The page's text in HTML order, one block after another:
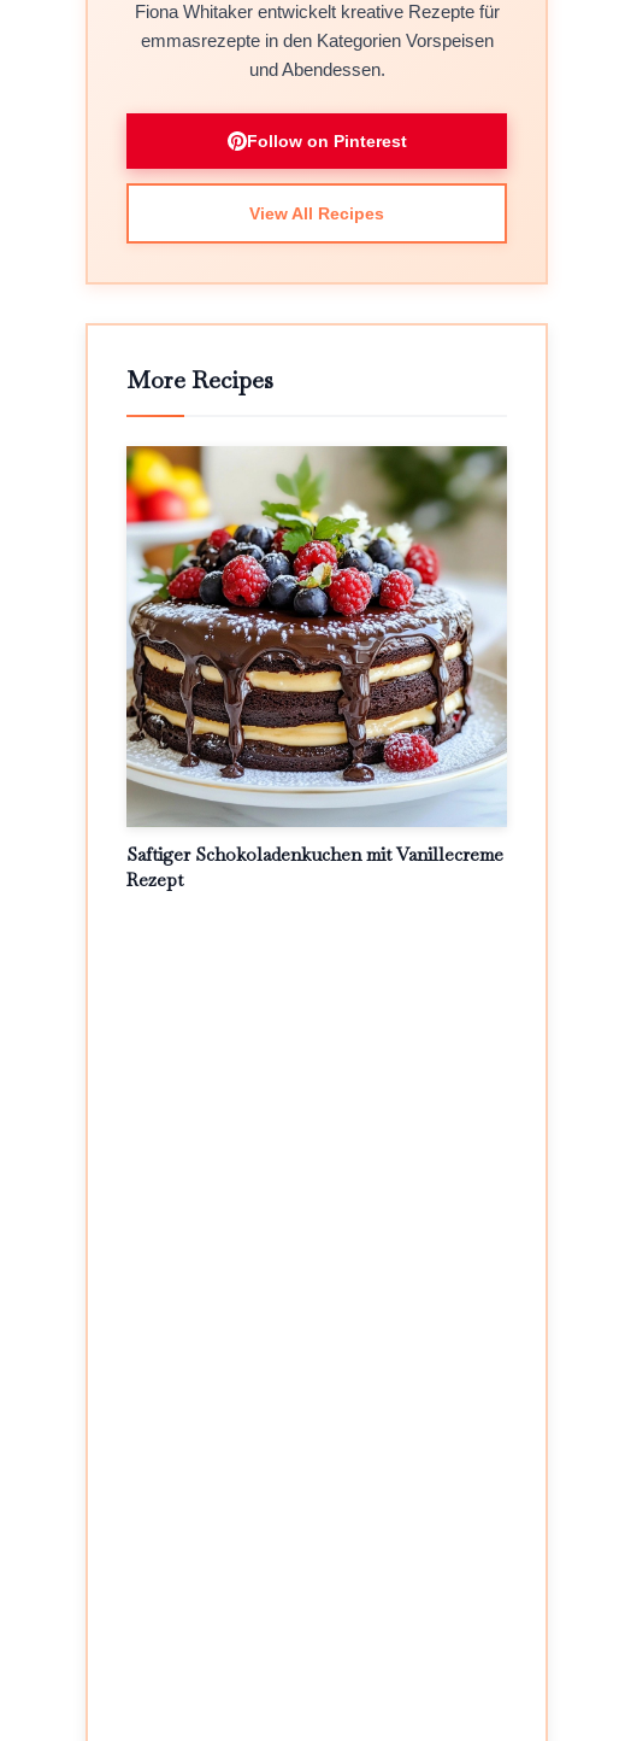
Fiona Whitaker entwickelt kreative Rezepte für
emmasrezepte in den Kategorien Vorspeisen
und Abendessen.
Follow on Pinterest
View All Recipes
More Recipes
Saftiger Schokoladenkuchen mit Vanillecreme
Rezept